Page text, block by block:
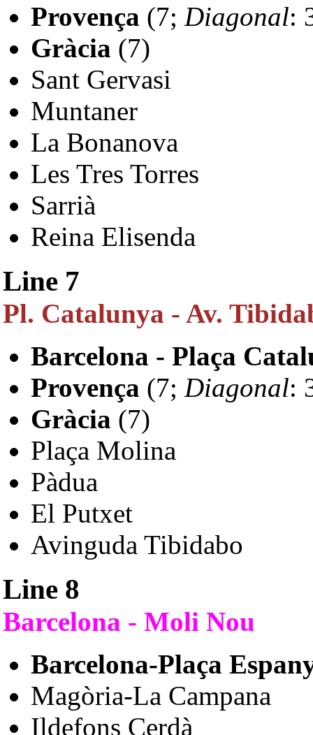
Provença (7; Diagonal:
Gràcia (7)
Sant Gervasi
Muntaner
La Bonanova
Les Tres Torres
Sarrià
Reina Elisenda
Line 7
Pl. Catalunya - Av.
Barcelona - Plaça
Provença (7; Diagonal:
Gràcia (7)
Plaça Molina
Pàdua
El Putxet
Avinguda Tibidabo
Line 8
Barcelona - Moli Nou
Barcelona-Plaça
Magòria-La Campana
Ildefons Cerdà